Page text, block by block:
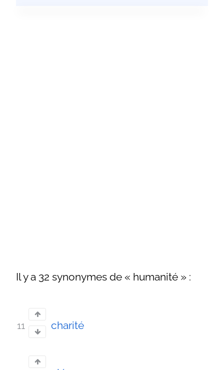
Il y a 32 synonymes de « humanité » :
11 charité